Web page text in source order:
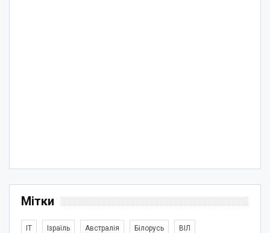
Мітки
IT Ізраїль Австралія Білорусь ВІЛ